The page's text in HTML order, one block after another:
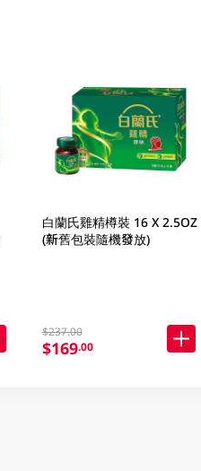
白蘭氏雞精樽裝 16 X 2.5OZ
(新舊包裝隨機發放)
$237.00
$169.00